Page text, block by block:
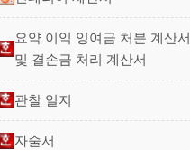
요약 이익 잉여금 처분 계산서
및 결손금 처리 계산서
관찰 일지
자술서